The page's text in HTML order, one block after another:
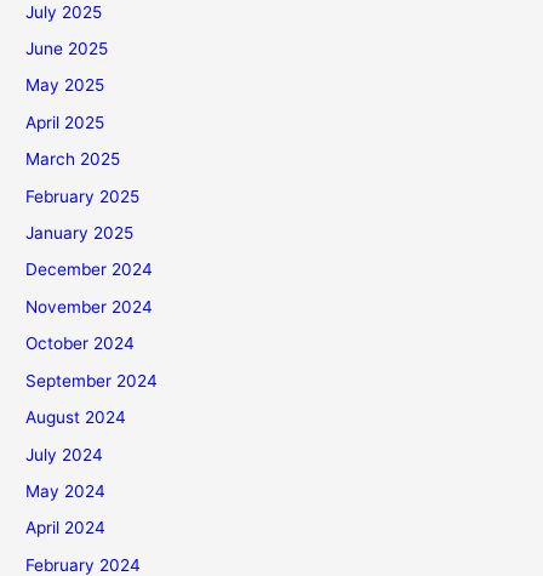
July 2025
June 2025
May 2025
April 2025
March 2025
February 2025
January 2025
December 2024
November 2024
October 2024
September 2024
August 2024
July 2024
May 2024
April 2024
February 2024